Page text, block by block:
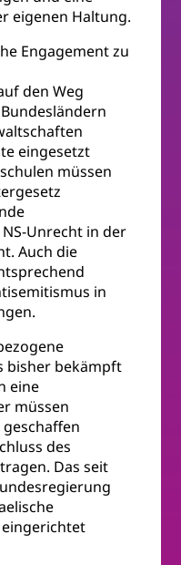
eigenen Haltung.
Engagement zu
den Weg
eingesetzt
müssen
Unrecht in der
Auch die
in
bisher bekämpft
eine
müssen
des
Das seit